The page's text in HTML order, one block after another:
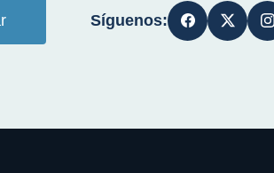
Síguenos: